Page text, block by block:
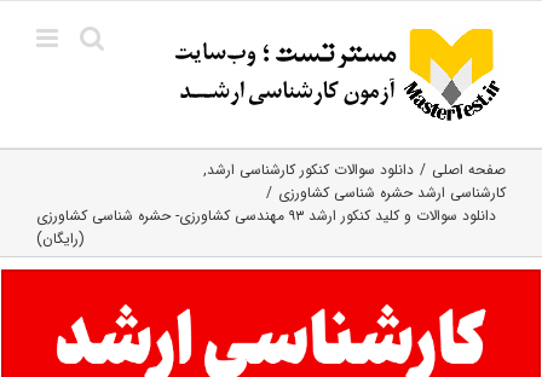
content
صفحه اصلی
دانلود سوالات کنکور کارشناسی ارشد
کارشناسی ارشد حشره‌ شناسی کشاورزی
دانلود سوالات و کلید کنکور ارشد ۹۳ مهندسی کشاورزی- حشره شناسی کشاورزی
(رایگان)